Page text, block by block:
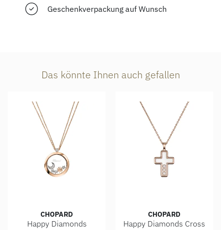
Geschenkverpackung auf Wunsch
Das könnte Ihnen auch gefallen
CHOPARD
Happy Diamonds
CHOPARD
Happy Diamonds Cross